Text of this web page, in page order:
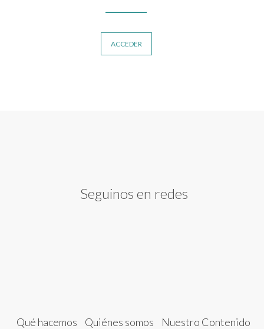
ACCEDER
Seguinos en redes
Qué hacemos Quiénes somos Nuestro Contenido